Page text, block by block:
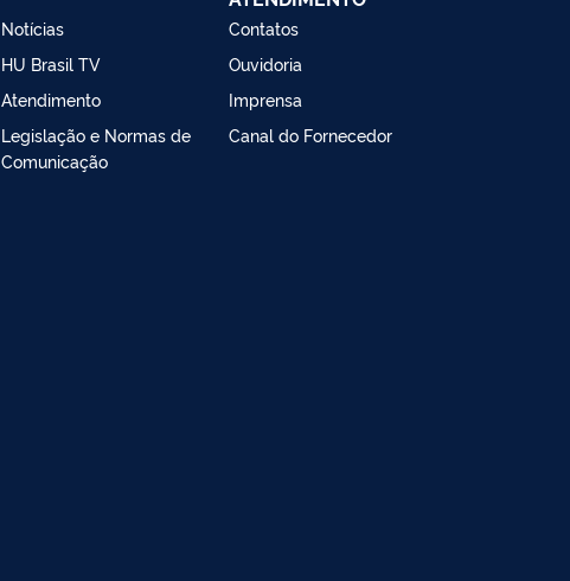
Notícias
HU Brasil TV
Atendimento
Legislação e Normas de
Comunicação
Contatos
Ouvidoria
Imprensa
Canal do Fornecedor